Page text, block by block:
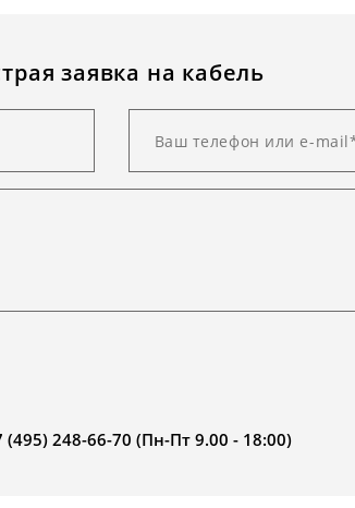
заявка на кабель
248-66-70 (Пн-Пт 9.00 - 18:00)